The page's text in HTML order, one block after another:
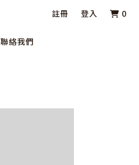
註冊 登入 0
聯絡我們